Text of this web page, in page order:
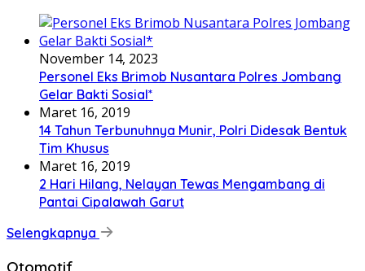
November 14, 2023
Personel Eks Brimob Nusantara Polres Jombang
Gelar Bakti Sosial*
Maret 16, 2019
14 Tahun Terbunuhnya Munir, Polri Didesak Bentuk
Tim Khusus
Maret 16, 2019
2 Hari Hilang, Nelayan Tewas Mengambang di
Pantai Cipalawah Garut
Selengkapnya
Otomotif